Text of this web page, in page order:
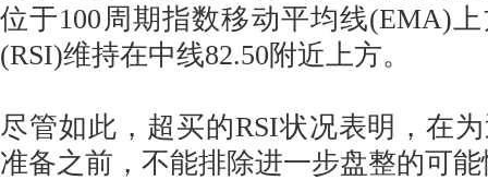
位于100周期指数移动平均线(EMA)
(RSI)维持在中线82.50附近上方。
尽管如此，超买的RSI状况表明，在
准备之前，不能排除进一步盘整的可